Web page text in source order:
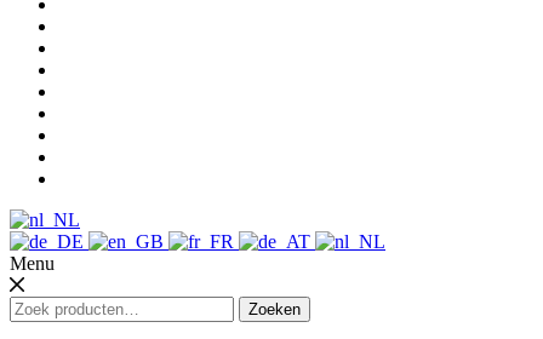
Menu
Zoeken
naar:
Zoeken